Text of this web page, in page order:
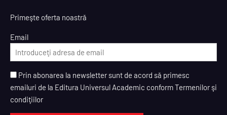
Primeşte oferta noastră
Email
Prin abonarea la newsletter sunt de acord să primesc
emailuri de la Editura Universul Academic conform Termenilor şi
condiţiilor